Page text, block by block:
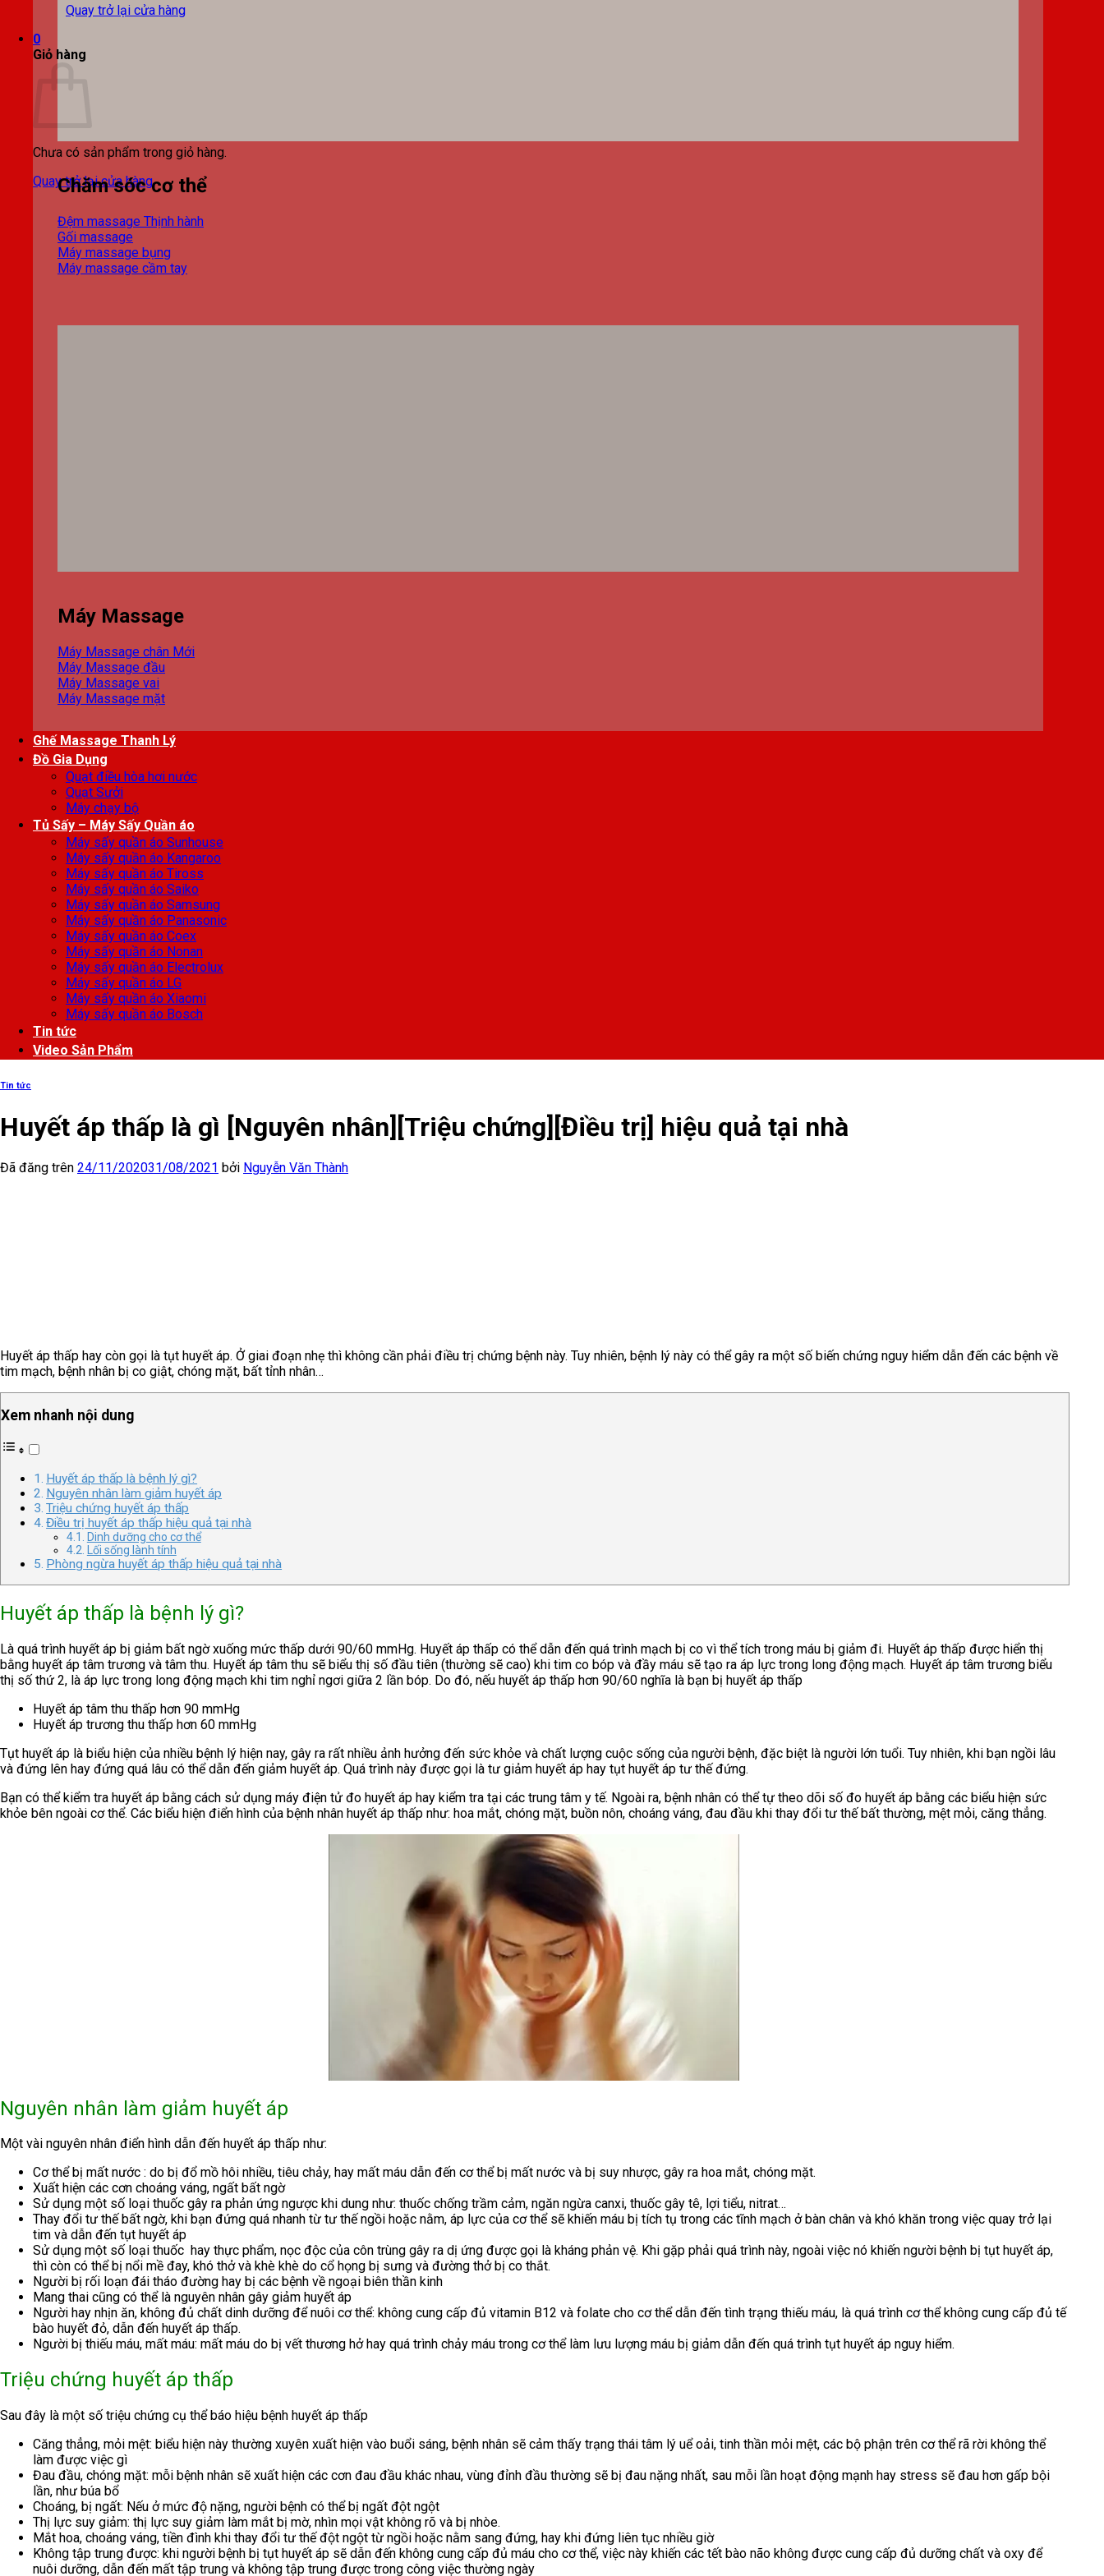
Quay trở lại cửa hàng
0
Giỏ hàng
Chưa có sản phẩm trong giỏ hàng.
Quay trở lại cửa hàng
Chăm sóc cơ thể
Đệm massage
Gối massage
Máy massage bụng
Máy massage cầm tay
Máy Massage
Máy Massage chân
Máy Massage đầu
Máy Massage vai
Máy Massage mặt
Ghế Massage Thanh Lý
Đồ Gia Dụng
Quạt điều hòa hơi nước
Quạt Sưởi
Máy chạy bộ
Tủ Sấy – Máy Sấy Quần áo
Máy sấy quần áo Sunhouse
Máy sấy quần áo Kangaroo
Máy sấy quần áo Tiross
Máy sấy quần áo Saiko
Máy sấy quần áo Samsung
Máy sấy quần áo Panasonic
Máy sấy quần áo Coex
Máy sấy quần áo Nonan
Máy sấy quần áo Electrolux
Máy sấy quần áo LG
Máy sấy quần áo Xiaomi
Máy sấy quần áo Bosch
Tin tức
Video Sản Phẩm
Tin tức
Huyết áp thấp là gì [Nguyên nhân][Triệu chứng][Điều trị] hiệu quả tại nhà
Đã đăng trên 24/11/202031/08/2021 bởi Nguyễn Văn Thành
Huyết áp thấp hay còn gọi là tụt huyết áp. Ở giai đoạn nhẹ thì không cần phải điều trị chứng bệnh này. Tuy nhiên, bệnh lý này có thể gây ra một số biến chứng nguy hiểm dẫn đến các bệnh về
tim mạch, bệnh nhân bị co giật, chóng mặt, bất tỉnh nhân…
Xem nhanh nội dung
Huyết áp thấp là bệnh lý gì?
Nguyên nhân làm giảm huyết áp
Triệu chứng huyết áp thấp
Điều trị huyết áp thấp hiệu quả tại nhà
Dinh dưỡng cho cơ thể
Lối sống lành tính
Phòng ngừa huyết áp thấp hiệu quả tại nhà
Huyết áp thấp là bệnh lý gì?
Là quá trình huyết áp bị giảm bất ngờ xuống mức thấp dưới 90/60 mmHg. Huyết áp thấp có thể dẫn đến quá trình mạch bị co vì thể tích trong máu bị giảm đi. Huyết áp thấp được hiển thị
bằng huyết áp tâm trương và tâm thu. Huyết áp tâm thu sẽ biểu thị số đầu tiên (thường sẽ cao) khi tim co bóp và đầy máu sẽ tạo ra áp lực trong long động mạch. Huyết áp tâm trương biểu
thị số thứ 2, là áp lực trong long động mạch khi tim nghỉ ngơi giữa 2 lần bóp. Do đó, nếu huyết áp thấp hơn 90/60 nghĩa là bạn bị huyết áp thấp
Huyết áp tâm thu thấp hơn 90 mmHg
Huyết áp trương thu thấp hơn 60 mmHg
Tụt huyết áp là biểu hiện của nhiều bệnh lý hiện nay, gây ra rất nhiều ảnh hưởng đến sức khỏe và chất lượng cuộc sống của người bệnh, đặc biệt là người lớn tuổi. Tuy nhiên, khi bạn ngồi lâu
và đứng lên hay đứng quá lâu có thể dẫn đến giảm huyết áp. Quá trình này được gọi là tư giảm huyết áp hay tụt huyết áp tư thế đứng.
Bạn có thể kiểm tra huyết áp bằng cách sử dụng máy điện tử đo huyết áp hay kiểm tra tại các trung tâm y tế. Ngoài ra, bệnh nhân có thể tự theo dõi số đo huyết áp bằng các biểu hiện sức
khỏe bên ngoài cơ thể. Các biểu hiện điển hình của bệnh nhân huyết áp thấp như: hoa mắt, chóng mặt, buồn nôn, choáng váng, đau đầu khi thay đổi tư thế bất thường, mệt mỏi, căng thẳng.
Nguyên nhân làm giảm huyết áp
Một vài nguyên nhân điển hình dẫn đến huyết áp thấp như:
Cơ thể bị mất nước : do bị đổ mồ hôi nhiều, tiêu chảy, hay mất máu dẫn đến cơ thể bị mất nước và bị suy nhược, gây ra hoa mắt, chóng mặt.
Xuất hiện các cơn choáng váng, ngất bất ngờ
Sử dụng một số loại thuốc gây ra phản ứng ngược khi dung như: thuốc chống trầm cảm, ngăn ngừa canxi, thuốc gây tê, lợi tiểu, nitrat…
Thay đổi tư thế bất ngờ, khi bạn đứng quá nhanh từ tư thế ngồi hoặc nằm, áp lực của cơ thể sẽ khiến máu bị tích tụ trong các tĩnh mạch ở bàn chân và khó khăn trong việc quay trở lại
tim và dẫn đến tụt huyết áp
Sử dụng một số loại thuốc hay thực phẩm, nọc độc của côn trùng gây ra dị ứng được gọi là kháng phản vệ. Khi gặp phải quá trình này, ngoài việc nó khiến người bệnh bị tụt huyết áp,
thì còn có thể bị nổi mề đay, khó thở và khè khè do cổ họng bị sưng và đường thở bị co thắt.
Người bị rối loạn đái tháo đường hay bị các bệnh về ngoại biên thần kinh
Mang thai cũng có thể là nguyên nhân gây giảm huyết áp
Người hay nhịn ăn, không đủ chất dinh dưỡng để nuôi cơ thể: không cung cấp đủ vitamin B12 và folate cho cơ thể dẫn đến tình trạng thiếu máu, là quá trình cơ thể không cung cấp đủ tế
bào huyết đỏ, dẫn đến huyết áp thấp.
Người bị thiếu máu, mất máu: mất máu do bị vết thương hở hay quá trình chảy máu trong cơ thể làm lưu lượng máu bị giảm dẫn đến quá trình tụt huyết áp nguy hiểm.
Triệu chứng huyết áp thấp
Sau đây là một số triệu chứng cụ thể báo hiệu bệnh huyết áp thấp
Căng thẳng, mỏi mệt: biểu hiện này thường xuyên xuất hiện vào buổi sáng, bệnh nhân sẽ cảm thấy trạng thái tâm lý uể oải, tinh thần mỏi mệt, các bộ phận trên cơ thể rã rời không thể
làm được việc gì
Đau đầu, chóng mặt: mỗi bệnh nhân sẽ xuất hiện các cơn đau đầu khác nhau, vùng đỉnh đầu thường sẽ bị đau nặng nhất, sau mỗi lần hoạt động mạnh hay stress sẽ đau hơn gấp bội
lần, như búa bổ
Choáng, bị ngất: Nếu ở mức độ nặng, người bệnh có thể bị ngất đột ngột
Thị lực suy giảm: thị lực suy giảm làm mắt bị mờ, nhìn mọi vật không rõ và bị nhòe.
Mắt hoa, choáng váng, tiền đình khi thay đổi tư thế đột ngột từ ngồi hoặc nằm sang đứng, hay khi đứng liên tục nhiều giờ
Không tập trung được: khi người bệnh bị tụt huyết áp sẽ dẫn đến không cung cấp đủ máu cho cơ thể, việc này khiến các tết bào não không được cung cấp đủ dưỡng chất và oxy để
nuôi dưỡng, dẫn đến mất tập trung và không tập trung được trong công việc thường ngày